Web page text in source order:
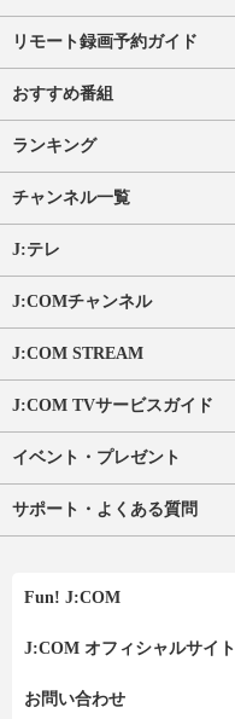
リモート録画予約ガイド
おすすめ番組
ランキング
チャンネル一覧
J:テレ
J:COMチャンネル
J:COM STREAM
J:COM TVサービスガイド
イベント・プレゼント
サポート・よくある質問
Fun! J:COM
J:COM オフィシャルサイト
お問い合わせ